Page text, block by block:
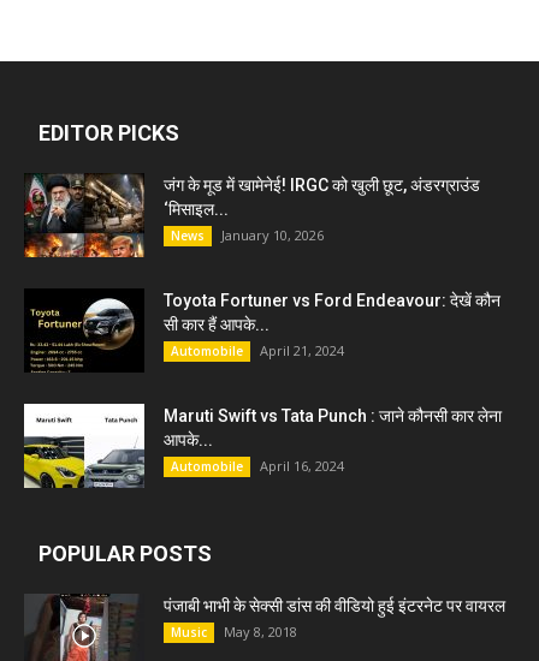
EDITOR PICKS
जंग के मूड में खामेनेई! IRGC को खुली छूट, अंडरग्राउंड
‘मिसाइल...
News January 10, 2026
Toyota Fortuner vs Ford Endeavour: देखें कौन
सी कार हैं आपके...
Automobile April 21, 2024
Maruti Swift vs Tata Punch : जाने कौनसी कार लेना
आपके...
Automobile April 16, 2024
POPULAR POSTS
पंजाबी भाभी के सेक्सी डांस की वीडियो हुई इंटरनेट पर वायरल
Music May 8, 2018